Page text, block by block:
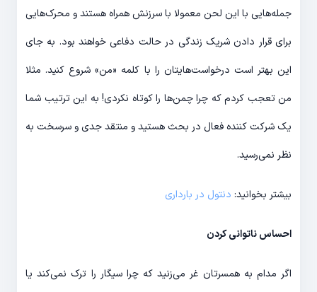
جمله‌هایی با این لحن معمولا با سرزنش همراه هستند و محرک‌هایی
برای قرار دادن شریک زندگی در حالت دفاعی خواهند بود. به جای
این بهتر است درخواست‌هایتان را با کلمه «من» شروع کنید. مثلا
من تعجب کردم که چرا چمن‌ها را کوتاه نکردی! به این ترتیب شما
یک شرکت کننده فعال در بحث هستید و منتقد جدی و سرسخت به
نظر نمی‌رسید.
بیشتر بخوانید: دنتول در بارداری
احساس ناتوانی کردن
اگر مدام به همسرتان غر می‌زنید که چرا سیگار را ترک نمی‌کند یا